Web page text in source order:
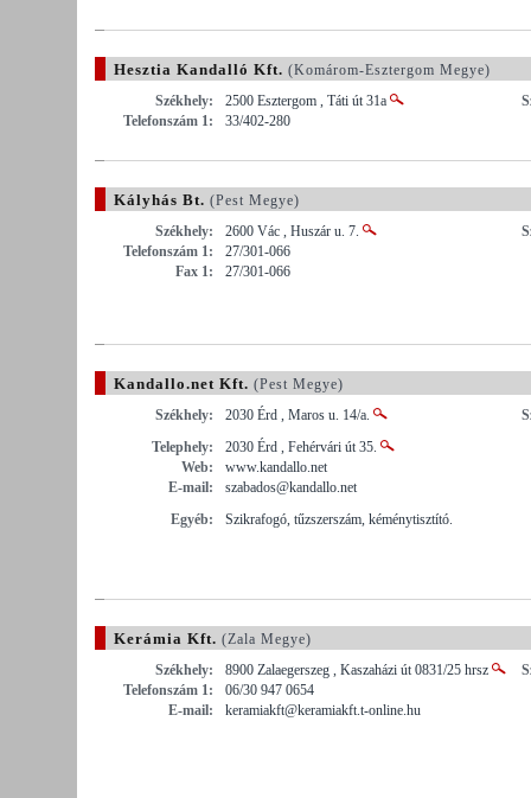
Hesztia Kandalló Kft. (Komárom-Esztergom Megye)
Székhely:
2500 Esztergom , Táti út 31a
Telefonszám 1:
33/402-280
Kályhás Bt. (Pest Megye)
Székhely:
2600 Vác , Huszár u. 7.
Telefonszám 1:
27/301-066
Fax 1:
27/301-066
Kandallo.net Kft. (Pest Megye)
Székhely:
2030 Érd , Maros u. 14/a.
Telephely:
2030 Érd , Fehérvári út 35.
Web:
www.kandallo.net
E-mail:
szabados@kandallo.net
Egyéb:
Szikrafogó, tűzszerszám, kéménytisztító.
Kerámia Kft. (Zala Megye)
Székhely:
8900 Zalaegerszeg , Kaszaházi út 0831/25 hrsz
Telefonszám 1:
06/30 947 0654
E-mail:
keramiakft@keramiakft.t-online.hu